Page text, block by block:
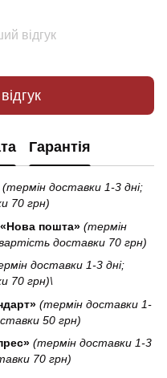
відгук
Гарантія
(термін доставки 1-3 дні;
70 грн)
пошта» (термін
доставки 70 грн)
доставки 1-3 дні;
70 грн)\
(термін доставки 1-
50 грн)
(термін доставки 1-3
70 грн)